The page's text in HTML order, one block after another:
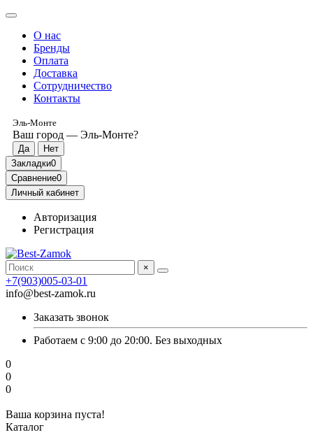
О нас
Бренды
Оплата
Доставка
Сотрудничество
Контакты
Эль-Монте
Ваш город — Эль-Монте?
Закладки0
Сравнение0
Личный кабинет
Авторизация
Регистрация
×
+7(903)005-03-01
info@best-zamok.ru
Заказать звонок
Работаем с 9:00 до 20:00. Без выходных
0
0
0
Ваша корзина пуста!
Каталог